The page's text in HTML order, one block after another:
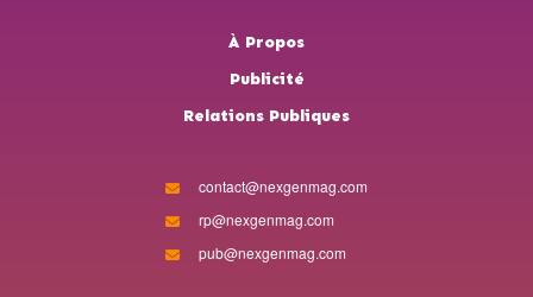
À Propos
Publicité
Relations Publiques
contact@nexgenmag.com
rp@nexgenmag.com
pub@nexgenmag.com